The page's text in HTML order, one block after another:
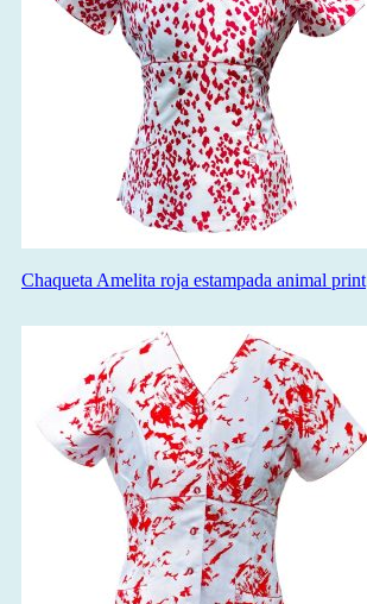
Chaqueta Amelita roja estampada animal print